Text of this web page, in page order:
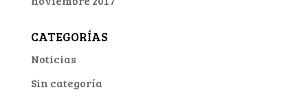
CATEGORÍAS
Noticias
Sin categoría